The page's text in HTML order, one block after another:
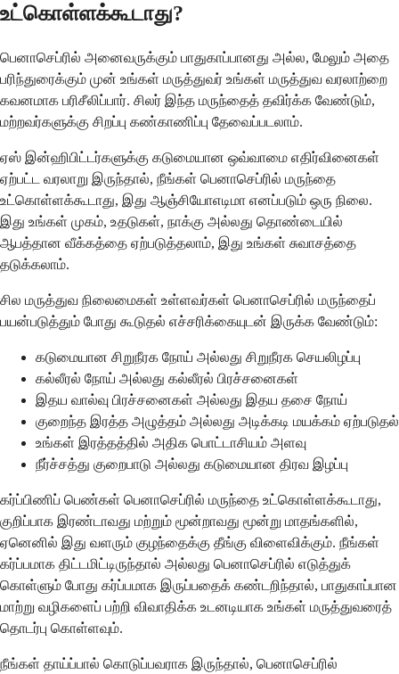
உட்கொள்ளக்கூடாது?
பெனாசெப்ரில் அனைவருக்கும் பாதுகாப்பானது அல்ல, மேலும் அதை
பரிந்துரைக்கும் முன் உங்கள் மருத்துவர் உங்கள் மருத்துவ வரலாற்றை
கவனமாக பரிசீலிப்பார். சிலர் இந்த மருந்தைத் தவிர்க்க வேண்டும்,
மற்றவர்களுக்கு சிறப்பு கண்காணிப்பு தேவைப்படலாம்.
ஏஸ் இன்ஹிபிட்டர்களுக்கு கடுமையான ஒவ்வாமை எதிர்வினைகள்
ஏற்பட்ட வரலாறு இருந்தால், நீங்கள் பெனாசெப்ரில் மருந்தை
உட்கொள்ளக்கூடாது, இது ஆஞ்சியோஎடிமா எனப்படும் ஒரு நிலை.
இது உங்கள் முகம், உதடுகள், நாக்கு அல்லது தொண்டையில்
ஆபத்தான வீக்கத்தை ஏற்படுத்தலாம், இது உங்கள் சுவாசத்தை
தடுக்கலாம்.
சில மருத்துவ நிலைமைகள் உள்ளவர்கள் பெனாசெப்ரில் மருந்தைப்
பயன்படுத்தும் போது கூடுதல் எச்சரிக்கையுடன் இருக்க வேண்டும்:
கடுமையான சிறுநீரக நோய் அல்லது சிறுநீரக செயலிழப்பு
கல்லீரல் நோய் அல்லது கல்லீரல் பிரச்சனைகள்
இதய வால்வு பிரச்சனைகள் அல்லது இதய தசை நோய்
குறைந்த இரத்த அழுத்தம் அல்லது அடிக்கடி மயக்கம் ஏற்படுதல்
உங்கள் இரத்தத்தில் அதிக பொட்டாசியம் அளவு
நீர்ச்சத்து குறைபாடு அல்லது கடுமையான திரவ இழப்பு
கர்ப்பிணிப் பெண்கள் பெனாசெப்ரில் மருந்தை உட்கொள்ளக்கூடாது,
குறிப்பாக இரண்டாவது மற்றும் மூன்றாவது மூன்று மாதங்களில்,
ஏனெனில் இது வளரும் குழந்தைக்கு தீங்கு விளைவிக்கும். நீங்கள்
கர்ப்பமாக திட்டமிட்டிருந்தால் அல்லது பெனாசெப்ரில் எடுத்துக்
கொள்ளும் போது கர்ப்பமாக இருப்பதைக் கண்டறிந்தால், பாதுகாப்பான
மாற்று வழிகளைப் பற்றி விவாதிக்க உடனடியாக உங்கள் மருத்துவரைத்
தொடர்பு கொள்ளவும்.
நீங்கள் தாய்ப்பால் கொடுப்பவராக இருந்தால், பெனாசெப்ரில்